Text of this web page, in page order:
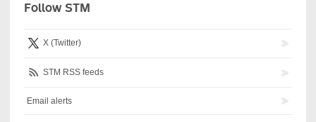
Follow STM
X (Twitter)
STM RSS feeds
Email alerts